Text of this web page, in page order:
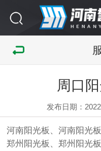
周口
发布日期：
河南阳光板、河南阳光
郑州阳光板、郑州阳光